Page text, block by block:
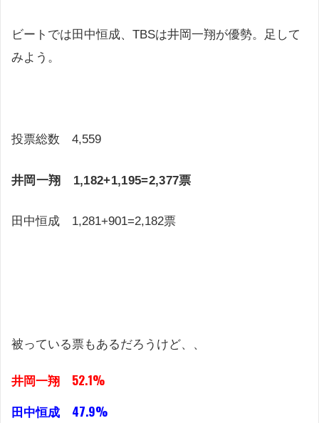
ビートでは田中恒成、TBSは井岡一翔が優勢。足して
みよう。
投票総数 4,559
井岡一翔 1,182+1,195=2,377票
田中恒成 1,281+901=2,182票
被っている票もあるだろうけど、、
井岡一翔 52.1%
田中恒成 47.9%